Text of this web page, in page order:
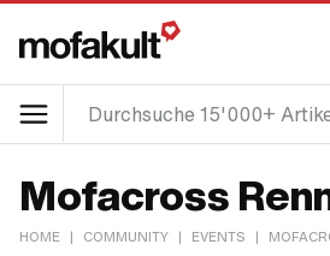
Mofacross
HOME | COMMUNITY | EVENTS |